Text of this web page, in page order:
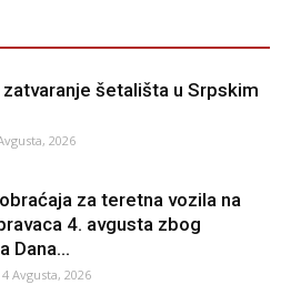
šetališta u Srpskim
2026
za teretna vozila na
4. avgusta zbog
Dana...
4 Avgusta, 2026